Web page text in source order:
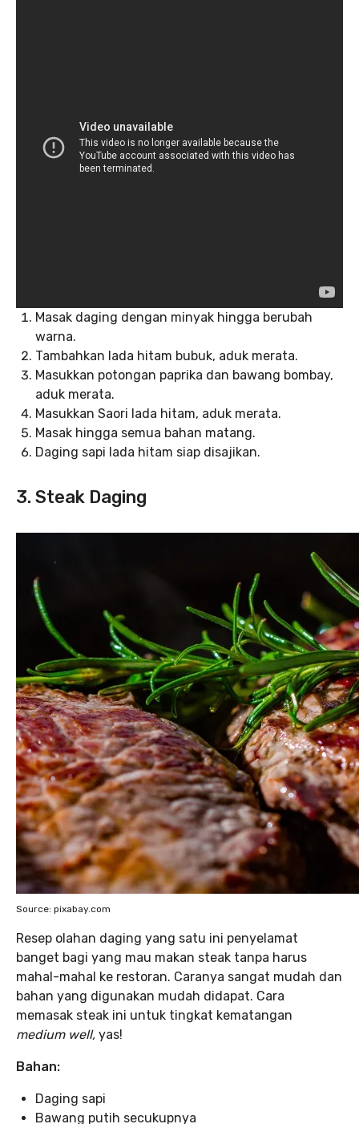
Masak daging dengan minyak hingga berubah
warna.
Tambahkan lada hitam bubuk, aduk merata.
Masukkan potongan paprika dan bawang bombay,
aduk merata.
Masukkan Saori lada hitam, aduk merata.
Masak hingga semua bahan matang.
Daging sapi lada hitam siap disajikan.
3. Steak Daging
Source: pixabay.com
Resep olahan daging yang satu ini penyelamat
banget bagi yang mau makan steak tanpa harus
mahal-mahal ke restoran. Caranya sangat mudah dan
bahan yang digunakan mudah didapat. Cara
memasak steak ini untuk tingkat kematangan
medium well, yas!
Bahan:
Daging sapi
Bawang putih secukupnya